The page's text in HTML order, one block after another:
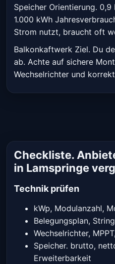
Speicher Orientierung.
1.000 kWh
Strom nutzt, braucht oft
Balkonkaftwerk Ziel. Du
ab. Achte auf sichere
Wechselrichter und
Checkliste.
in Lamspringe
Technik prüfen
kWp, Modulanzahl,
Belegungsplan,
Wechselrichter,
Speicher. brutto,
Erweiterbarkeit